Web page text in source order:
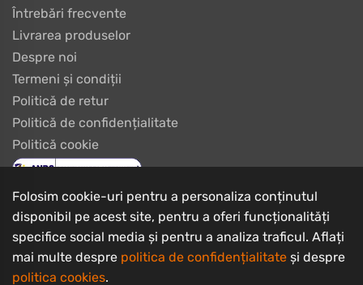
Întrebări frecvente
Livrarea produselor
Despre noi
Termeni și condiții
Politică de retur
Politică de confidențialitate
Politică cookie
Folosim cookie-uri pentru a personaliza conținutul
disponibil pe acest site, pentru a oferi funcționalități
specifice social media și pentru a analiza traficul. Aflați
mai multe despre politica de confidențialitate și despre
politica cookies.